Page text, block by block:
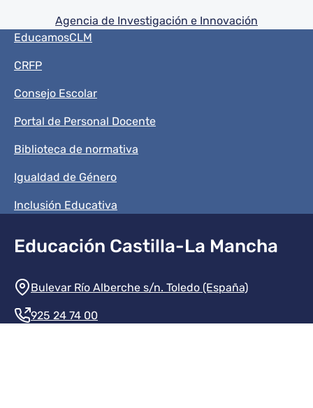
Agencia de Investigación e Innovación
Menú del pie
EducamosCLM
CRFP
Consejo Escolar
Portal de Personal Docente
Biblioteca de normativa
Igualdad de Género
Inclusión Educativa
Educación Castilla-La Mancha
Información de la institución
Bulevar Río Alberche s/n. Toledo (España)
925 24 74 00